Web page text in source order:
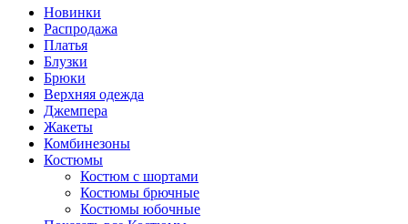
Новинки
Распродажа
Платья
Блузки
Брюки
Верхняя одежда
Джемпера
Жакеты
Комбинезоны
Костюмы
Костюм с шортами
Костюмы брючные
Костюмы юбочные